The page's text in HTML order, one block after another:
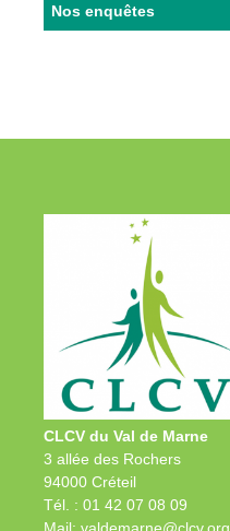
Nos enquêtes
CLCV du Val de Marne
3 allée des Rochers
94000 Créteil
Tél. : 01 42 07 08 09
Mail: valdemarne@clcv.org